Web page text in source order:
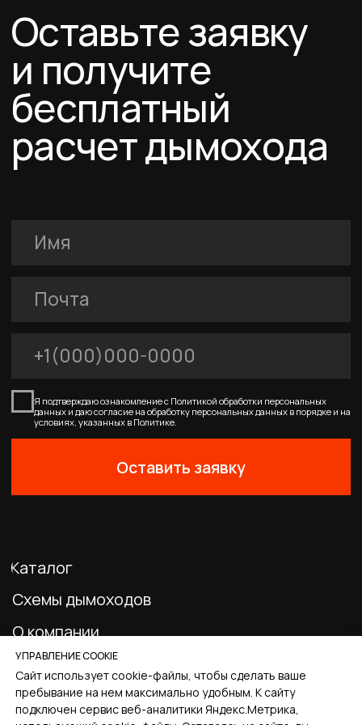
УПРАВЛЕНИЕ COOKIE
Сайт использует cookie-файлы, чтобы сделать ваше
пребывание на нем максимально удобным. К cайту
подключен сервис веб-аналитики Яндекс.Метрика,
FERRUM
Покупателям
О компании
Схемы дымоходов
Соглашение о cookies
Политика конфиденциальности
Договор-оферта